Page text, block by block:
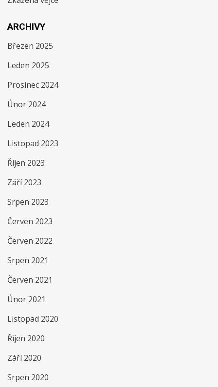
ARCHIVY
Březen 2025
Leden 2025
Prosinec 2024
Únor 2024
Leden 2024
Listopad 2023
Říjen 2023
Září 2023
Srpen 2023
Červen 2023
Červen 2022
Srpen 2021
Červen 2021
Únor 2021
Listopad 2020
Říjen 2020
Září 2020
Srpen 2020